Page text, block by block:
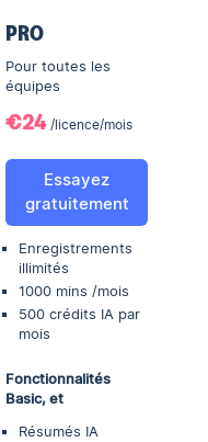
PRO
Pour toutes les
équipes
€24/licence/mois
Essayez
gratuitement
Enregistrements
illimités
1000 mins /mois
500 crédits IA par
mois
Fonctionnalités
Basic, et
Résumés IA